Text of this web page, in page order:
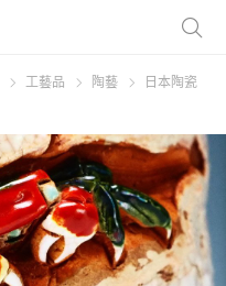
工藝品 陶藝
日本陶瓷